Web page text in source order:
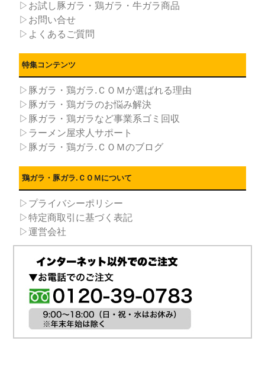
▷お試し豚ガラ・鶏ガラ・牛ガラ商品
▷お問い合せ
▷よくあるご質問
特集コンテンツ
▷豚ガラ・鶏ガラ.ＣＯＭが選ばれる理由
▷豚ガラ・鶏ガラのお悩み解決
▷豚ガラ・鶏ガラなど事業系ゴミ回収
▷ラーメン屋求人サポート
▷豚ガラ・鶏ガラ.ＣＯＭのブログ
鶏ガラ・豚ガラ.ＣＯＭについて
▷プライバシーポリシー
▷特定商取引に基づく表記
▷運営会社